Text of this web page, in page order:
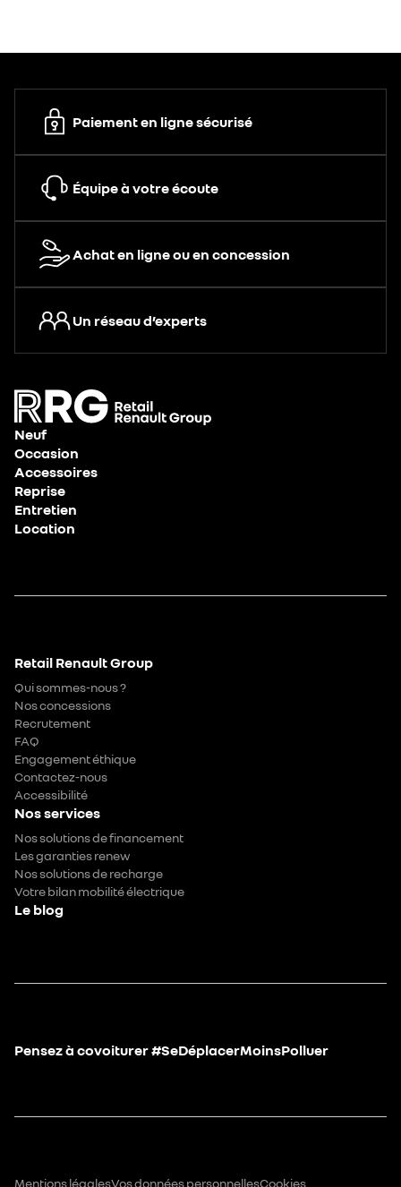
Paiement en ligne sécurisé
Équipe à votre écoute
Achat en ligne ou en concession
Un réseau d’experts
Neuf
Occasion
Accessoires
Reprise
Entretien
Location
Retail Renault Group
Qui sommes-nous ?
Nos concessions
Recrutement
FAQ
Engagement éthique
Contactez-nous
Accessibilité
Nos services
Nos solutions de financement
Les garanties renew
Nos solutions de recharge
Votre bilan mobilité électrique
Le blog
Pensez à covoiturer #SeDéplacerMoinsPolluer
Mentions légalesVos données personnellesCookies